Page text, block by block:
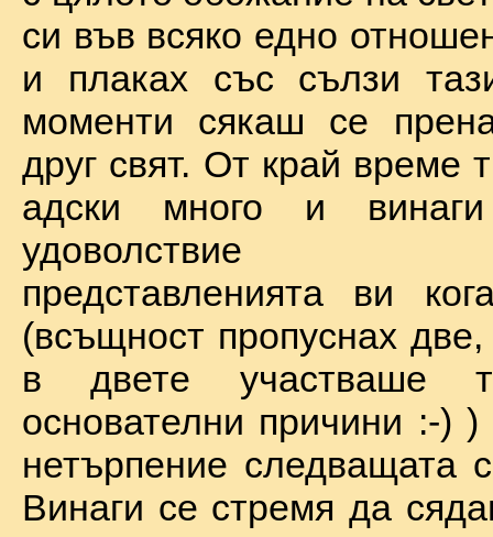
си във всяко едно
и плаках със сълзи
моменти сякаш се
друг свят. От край време
адски много и
удоволствие
представленията ви
(всъщност пропуснах
в двете участваше
основателни причини :-)
нетърпение следващата
Винаги се стремя да